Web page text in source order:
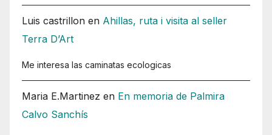
Luis castrillon en Ahillas, ruta i visita al seller
Terra D’Art
Me interesa las caminatas ecologicas
Maria E.Martinez en En memoria de Palmira
Calvo Sanchís